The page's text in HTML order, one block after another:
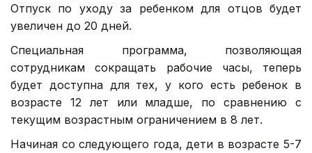
Отпуск по уходу за ребенком для отцов будет
увеличен до 20 дней.
Специальная программа, позволяющая
сотрудникам сокращать рабочие часы, теперь
будет доступна для тех, у кого есть ребенок в
возрасте 12 лет или младше, по сравнению с
текущим возрастным ограничением в 8 лет.
Начиная со следующего года, дети в возрасте 5-7